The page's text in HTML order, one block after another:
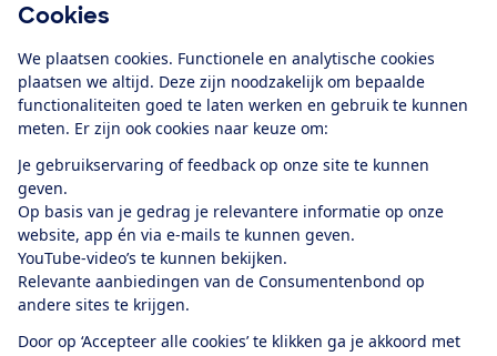
Cookies
We plaatsen cookies. Functionele en analytische cookies
plaatsen we altijd. Deze zijn noodzakelijk om bepaalde
functionaliteiten goed te laten werken en gebruik te kunnen
meten. Er zijn ook cookies naar keuze om:
Je gebruikservaring of feedback op onze site te kunnen
geven.
Op basis van je gedrag je relevantere informatie op onze
website, app én via e-mails te kunnen geven.
YouTube-video’s te kunnen bekijken.
Relevante aanbiedingen van de Consumentenbond op
andere sites te krijgen.
Door op ‘Accepteer alle cookies’ te klikken ga je akkoord met
Alles over de
app
Algemene Voorwaarden
Privacyverklaring
Cookiebeleid
Privacyvoorkeuren
Toegankelijkheid
RSS-feed nieuws
FacebookTwitterInstagram
YoutubeLinkedIn